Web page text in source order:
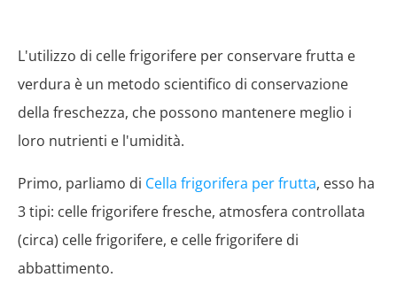
L'utilizzo di celle frigorifere per conservare frutta e
verdura è un metodo scientifico di conservazione
della freschezza, che possono mantenere meglio i
loro nutrienti e l'umidità.
Primo, parliamo di Cella frigorifera per frutta, esso ha
3 tipi: celle frigorifere fresche, atmosfera controllata
(circa) celle frigorifere, e celle frigorifere di
abbattimento.